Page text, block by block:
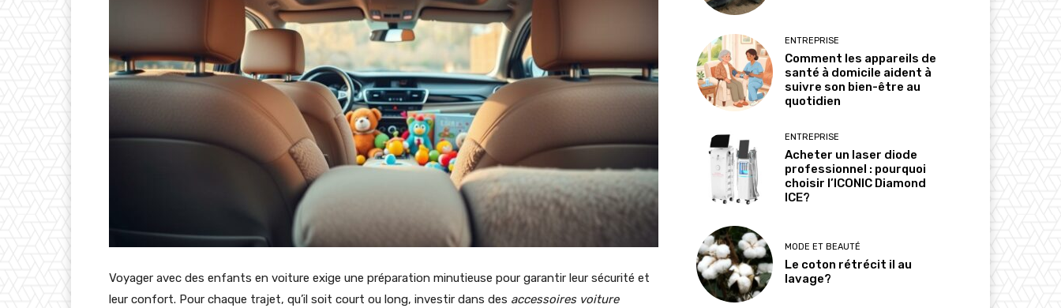
Voyager avec des enfants en voiture exige une préparation minutieuse pour garantir leur sécurité et
leur confort. Pour chaque trajet, qu’il soit court ou long, investir dans des accessoires voiture
ENTREPRISE
Comment les appareils de
santé à domicile aident à
suivre son bien-être au
quotidien
ENTREPRISE
Acheter un laser diode
professionnel : pourquoi
choisir l’ICONIC Diamond
ICE?
MODE ET BEAUTÉ
Le coton rétrécit il au
lavage?